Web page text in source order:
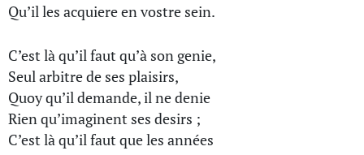
Qu’il les acquiere en vostre sein.
C’est là qu’il faut qu’à son genie,
Seul arbitre de ses plaisirs,
Quoy qu’il demande, il ne denie
Rien qu’imaginent ses desirs ;
C’est là qu’il faut que les années